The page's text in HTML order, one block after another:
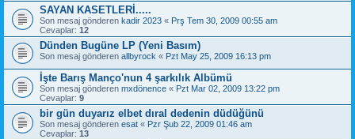
SAYAN KASETLERİ.....
Son mesaj gönderen kadir 2023 « Prş Tem 30, 2009 00:55 am
Cevaplar: 12
Dünden Bugüne LP (Yeni Basım)
Son mesaj gönderen allbyrock « Pzt May 25, 2009 16:13 pm
İşte Barış Manço'nun 4 şarkılık Albümü
Son mesaj gönderen mxdönence « Pzt Mar 02, 2009 13:22 pm
Cevaplar: 9
bir gün duyarız elbet dıral dedenin düdüğünü
Son mesaj gönderen esat « Pzr Şub 22, 2009 01:46 am
Cevaplar: 13